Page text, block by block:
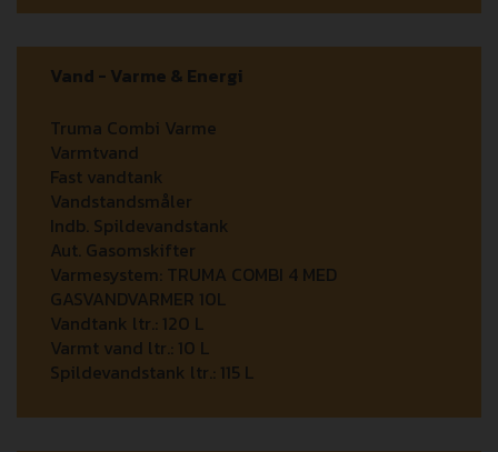
Vand - Varme & Energi
Truma Combi Varme
Varmtvand
Fast vandtank
Vandstandsmåler
Indb. Spildevandstank
Aut. Gasomskifter
Varmesystem: TRUMA COMBI 4 MED
GASVANDVARMER 10L
Vandtank ltr.: 120 L
Varmt vand ltr.: 10 L
Spildevandstank ltr.: 115 L